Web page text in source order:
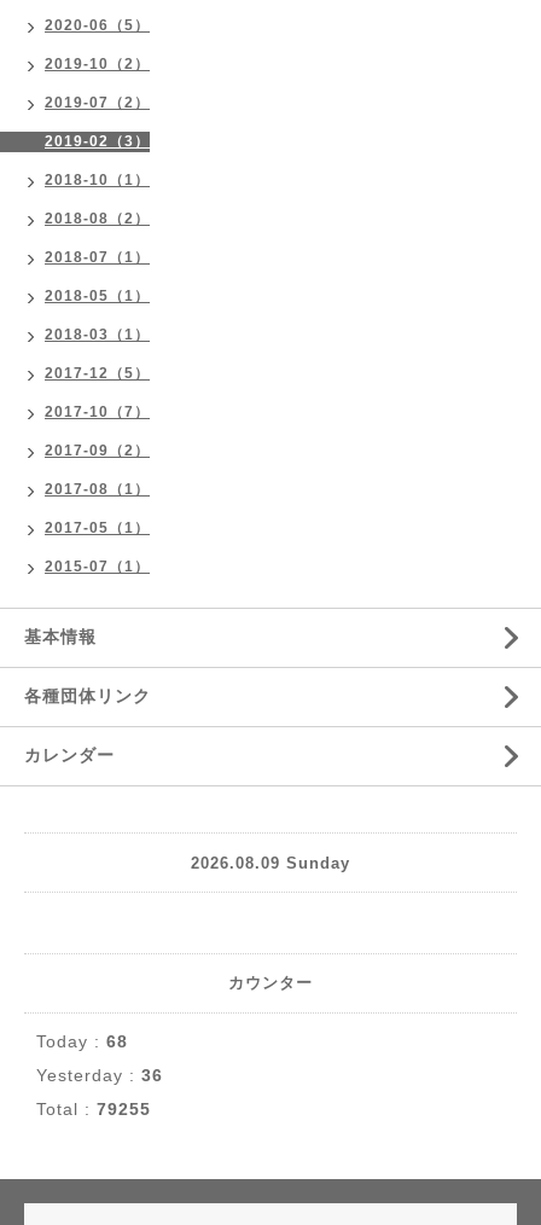
2020-06（5）
2019-10（2）
2019-07（2）
2019-02（3）
2018-10（1）
2018-08（2）
2018-07（1）
2018-05（1）
2018-03（1）
2017-12（5）
2017-10（7）
2017-09（2）
2017-08（1）
2017-05（1）
2015-07（1）
基本情報
各種団体リンク
カレンダー
2026.08.09 Sunday
カウンター
Today : 68
Yesterday : 36
Total : 79255